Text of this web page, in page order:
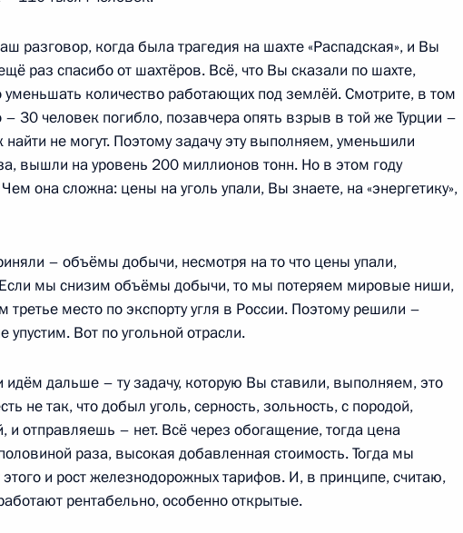
правления компании «НОВАТЭК»
Москва, Кремль
2
Международной шахматной федерации
Москва, Кремль
Кемеровской области Аманом
Москва, Кремль
разговор, когда была трагедия на шахте «Распадская», и Вы
раз спасибо от шахтёров. Всё, что Вы сказали по шахте,
количество работающих под землёй. Смотрите, в том
– 30 человек погибло, позавчера опять взрыв в той же Турции –
найти не могут. Поэтому задачу эту выполняем, уменьшили
вышли на уровень 200 миллионов тонн. Но в этом году
она сложна: цены на уголь упали, Вы знаете, на «энергетику»,
– объёмы добычи, несмотря на то что цены упали,
мы снизим объёмы добычи, то мы потеряем мировые ниши,
место по экспорту угля в России. Поэтому решили –
Вот по угольной отрасли.
идём дальше – ту задачу, которую Вы ставили, выполняем, это
не так, что добыл уголь, серность, зольность, с породой,
и отправляешь – нет. Всё через обогащение, тогда цена
раза, высокая добавленная стоимость. Тогда мы
и рост железнодорожных тарифов. И, в принципе, считаю,
рентабельно, особенно открытые.